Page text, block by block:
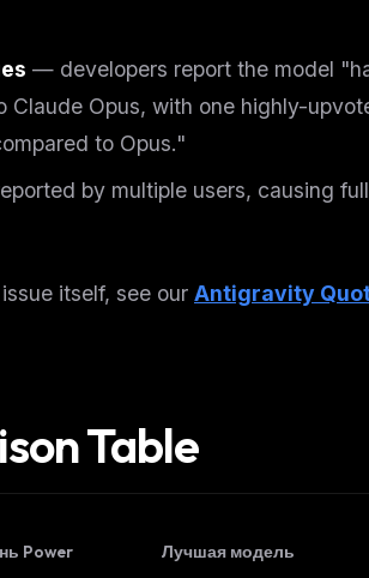
— developers report the model
Claude Opus, with one highly-
to Opus."
by multiple users, causing
itself, see our Antigravity
Table
Power Лучшая модель